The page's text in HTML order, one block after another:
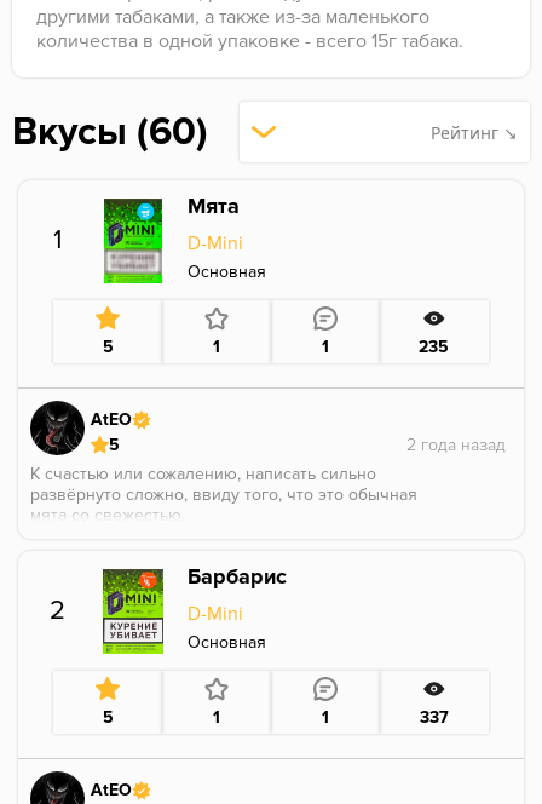
другими табаками, а также из-за маленького
количества в одной упаковке - всего 15г табака.
Вкусы (60) Рейтинг ↘
1
Мята
D-Mini
Основная
5 1 1 235
AtEO
5
К счастью или сожалению, написать сильно
развёрнуто сложно, ввиду того, что это обычная
мята со свежестью.
чистую. А далее наступает типичный процесс для
мяты - лёгкая свежесть и мятная основа, на
послевкусии есть лёгкая горечь или перечность,
сложно сказать наверняка, но общую картину не
Данный вариант можно смело добавлять в миксы,
как и предполагалось изначально, т.к мята со
стойким ароматом.
P.S. партия от 06.10.18.
2
Барбарис
D-Mini
Основная
5 1 1 337
AtEO